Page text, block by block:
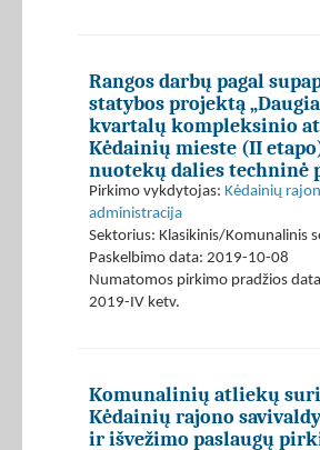
Rangos darbų pagal
statybos projektą
kvartalų kompleksinio
Kėdainių mieste (II
nuotekų dalies techninė
Pirkimo vykdytojas: Kėdainių
administracija
Sektorius: Klasikinis/Komunalinis
Paskelbimo data: 2019-10-08
Numatomos pirkimo pradžios
2019-IV ketv.
Komunalinių atliekų
Kėdainių rajono
ir išvežimo paslaugų